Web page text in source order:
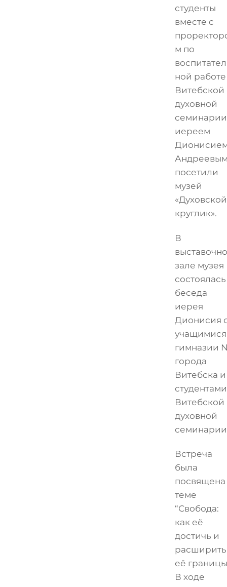
студенты
вместе с
м по
ной работе
Витебской
духовной
семинарии
иереем
посетили
музей
«Духовской
круглик».
В
зале музея
состоялась
беседа
иерея
Дионисия
учащимися
гимназии
города
Витебска и
студентами
Витебской
духовной
Встреча
была
посвящена
теме
“Свобода:
как её
достичь и
расширить
её
В ходе